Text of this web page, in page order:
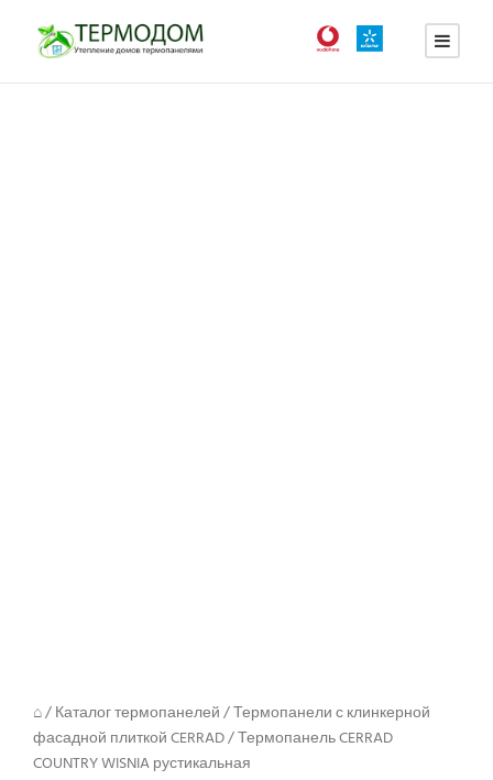
⌂/Каталог термопанелей/Термопанели с клинкерной
фасадной плиткой CERRAD/Термопанель CERRAD
COUNTRY WISNIA рустикальная